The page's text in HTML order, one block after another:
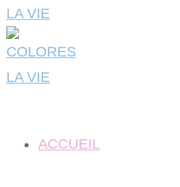
ACCUEIL